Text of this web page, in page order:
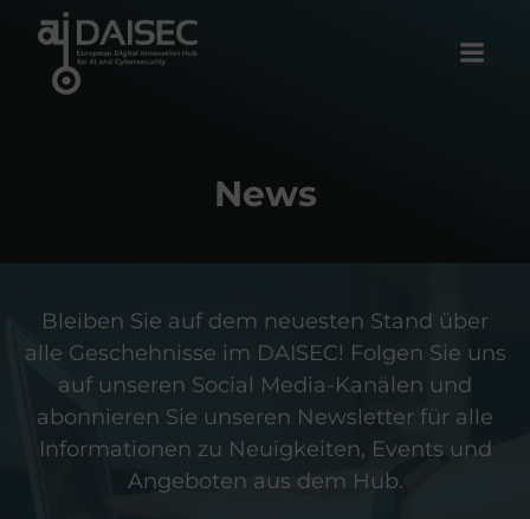
News
Bleiben Sie auf dem neuesten Stand über
alle Geschehnisse im DAISEC! Folgen Sie uns
auf unseren Social Media-Kanälen und
abonnieren Sie unseren Newsletter für alle
Informationen zu Neuigkeiten, Events und
Angeboten aus dem Hub.